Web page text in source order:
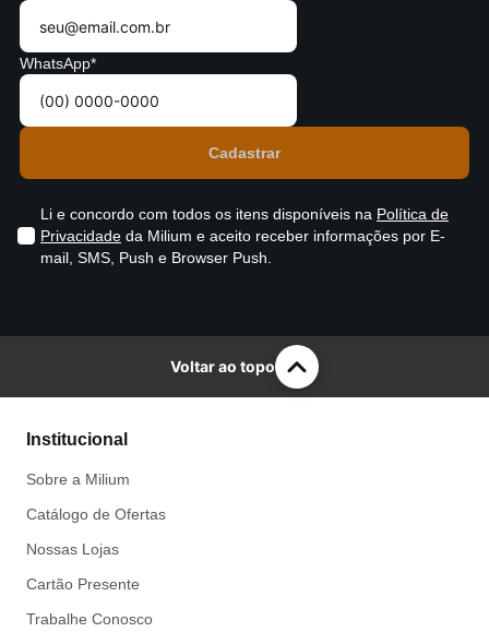
WhatsApp*
Li e concordo com todos os itens disponíveis na Política de
Privacidade da Milium e aceito receber informações por E-
mail, SMS, Push e Browser Push.
Voltar ao topo
Institucional
Sobre a Milium
Catálogo de Ofertas
Nossas Lojas
Cartão Presente
Trabalhe Conosco